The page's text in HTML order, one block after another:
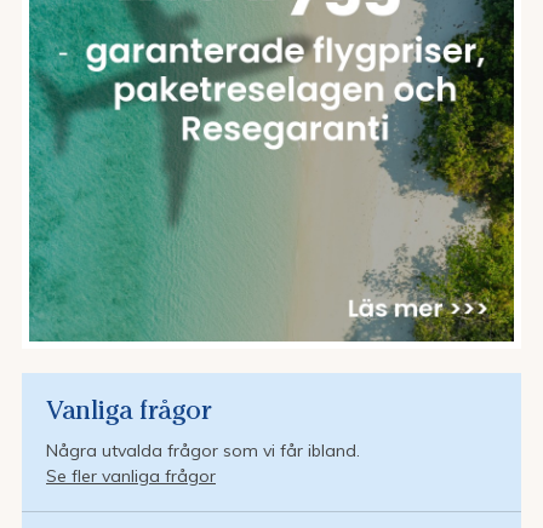
Vanliga frågor
Några utvalda frågor som vi får ibland.
Se fler vanliga frågor